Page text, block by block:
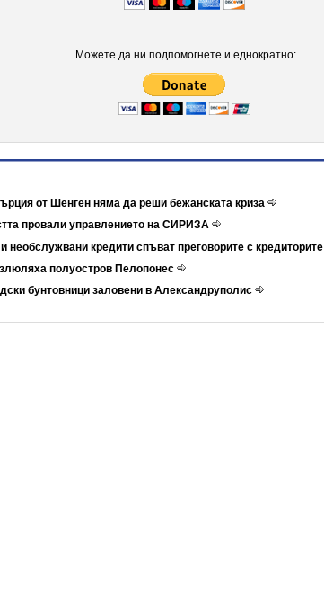
Можете да ни подпомогнете и еднократно:
от Шенген няма да реши бежанската криза
провали управлението на СИРИЗА
необслужвани кредити спъват преговорите с кредиторите
полуостров Пелопонес
бунтовници заловени в Александруполис